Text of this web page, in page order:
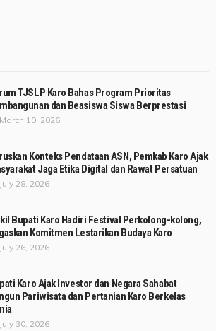
TJSLP Karo Bahas Program Prioritas
dan Beasiswa Siswa Berprestasi
March 10, 2026
Konteks Pendataan ASN, Pemkab Karo Ajak
Jaga Etika Digital dan Rawat Persatuan
July 28, 2026
Bupati Karo Hadiri Festival Perkolong-kolong,
Komitmen Lestarikan Budaya Karo
July 26, 2026
Karo Ajak Investor dan Negara Sahabat
Pariwisata dan Pertanian Karo Berkelas
July 30, 2026